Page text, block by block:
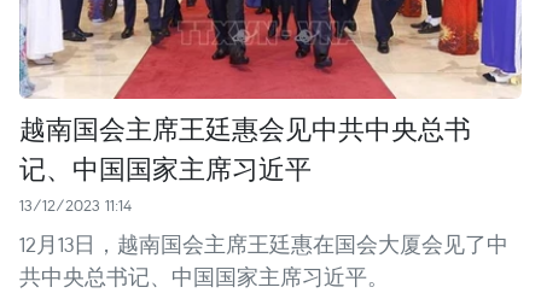
越南国会主席王廷惠会见中共中央总书
记、中国国家主席习近平
13/12/2023 11:14
12月13日，越南国会主席王廷惠在国会大厦会见了中
共中央总书记、中国国家主席习近平。